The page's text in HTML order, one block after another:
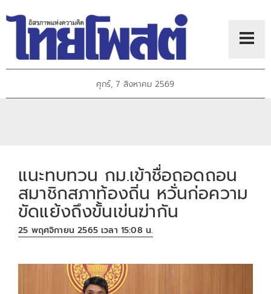
ศุกร์, 7 สิงหาคม 2569
แนะทบทวน กม.เข้าชื่อถอดถอน
สมาชิกสภาท้องถิ่น หวั่นก่อความ
ขัดแย้งถึงขั้นเข่นฆ่ากัน
25 พฤศจิกายน 2565 เวลา 15:08 น.